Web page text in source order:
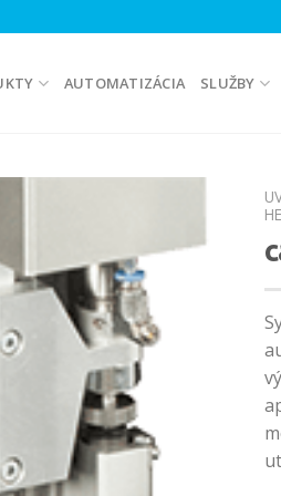
AUTOMATIZÁCIA SLUŽBY